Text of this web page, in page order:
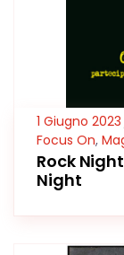
1 Giugno 2023
Focus On,
Rock
Night